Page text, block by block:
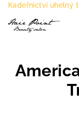
Přejít
obsah
Kadeřnictví uhelný